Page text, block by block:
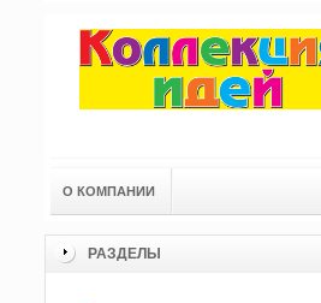
О КОМПАНИИ
РАЗДЕЛЫ